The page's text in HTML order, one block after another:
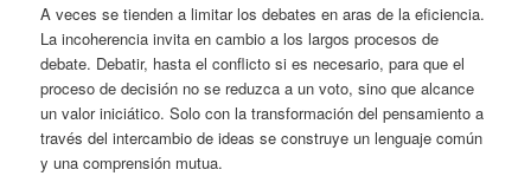
A veces se tienden a limitar los debates en aras de la eficiencia.
La incoherencia invita en cambio a los largos procesos de
debate. Debatir, hasta el conflicto si es necesario, para que el
proceso de decisión no se reduzca a un voto, sino que alcance
un valor iniciático. Solo con la transformación del pensamiento a
través del intercambio de ideas se construye un lenguaje común
y una comprensión mutua.